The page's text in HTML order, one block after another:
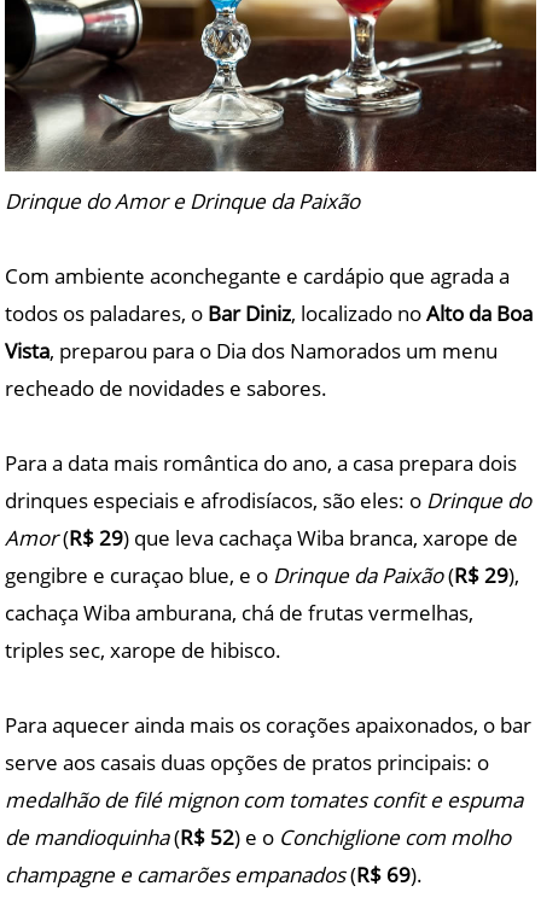
Drinque do Amor e Drinque da Paixão
Com ambiente aconchegante e cardápio que agrada a
todos os paladares, o Bar Diniz, localizado noAlto da Boa
Vista, preparou para o Dia dos Namorados um menu
recheado de novidades e sabores.
Para a data mais romântica do ano, a casa prepara dois
drinques especiais e afrodisíacos, são eles: o Drinque do
Amor(R$ 29) que leva cachaça Wiba branca, xarope de
gengibre e curaçao blue, e o Drinque da Paixão(R$ 29),
cachaça Wiba amburana, chá de frutas vermelhas,
triples sec, xarope de hibisco.
Para aquecer ainda mais os corações apaixonados, o bar
serve aos casais duas opções de pratos principais: o
medalhão de filé mignon com tomates confit e espuma
de mandioquinha(R$ 52) e o Conchiglione com molho
champagne e camarões empanados(R$ 69).